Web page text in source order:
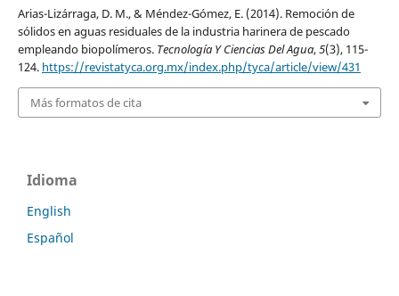
Arias-Lizárraga, D. M., & Méndez-Gómez, E. (2014). Remoción de
sólidos en aguas residuales de la industria harinera de pescado
empleando biopolímeros. Tecnología Y Ciencias Del Agua,5(3), 115-
124. https://revistatyca.org.mx/index.php/tyca/article/view/431
Más formatos de cita
Idioma
English
Español